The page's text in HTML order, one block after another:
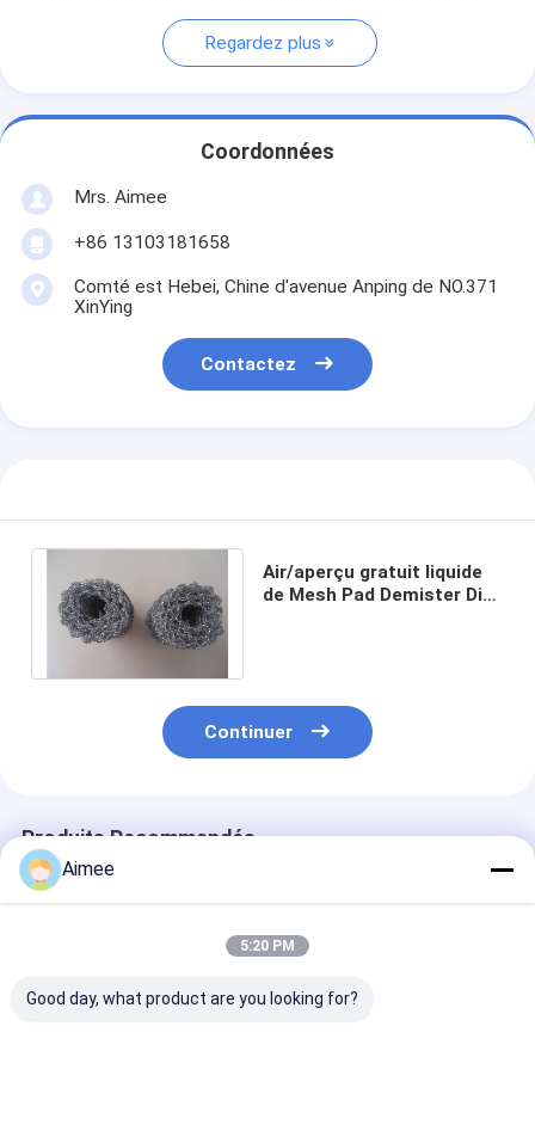
Regardez plus
Coordonnées
Mrs. Aimee
+86 13103181658
Comté est Hebei, Chine d'avenue Anping de NO.371
XinYing
Contactez
Air/aperçu gratuit liquide
de Mesh Pad Demister Dia
Continuer
Produits Recommandés
Aimee
5:20 PM
Good day, what product are you looking for?